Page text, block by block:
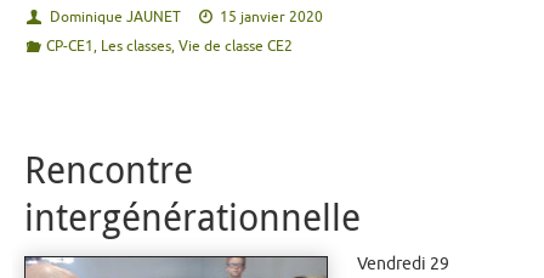
Dominique JAUNET
15 janvier 2020
CP-CE1, Les classes,Vie de classe CE2
Rencontre
intergénérationnelle
Vendredi 29